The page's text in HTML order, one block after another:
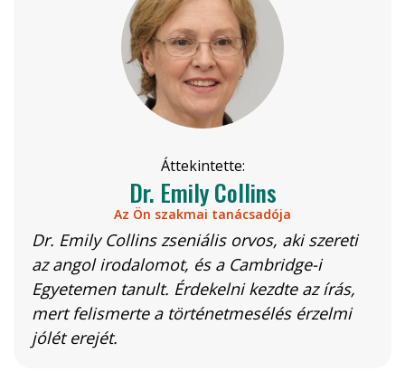
Áttekintette:
Dr. Emily Collins
Az Ön szakmai tanácsadója
Dr. Emily Collins zseniális orvos, aki szereti
az angol irodalomot, és a Cambridge-i
Egyetemen tanult. Érdekelni kezdte az írás,
mert felismerte a történetmesélés érzelmi
jólét erejét.